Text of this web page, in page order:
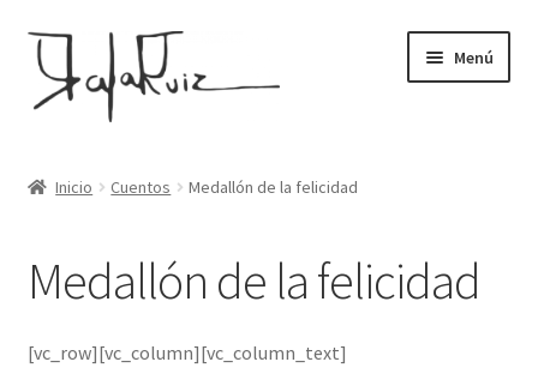
Ir
la
Ir
al
contenido
Menú
Sobre mí
Tienda
Inicio Cuentos Medallón de la felicidad
Medallón de la felicidad
[vc_row][vc_column][vc_column_text]